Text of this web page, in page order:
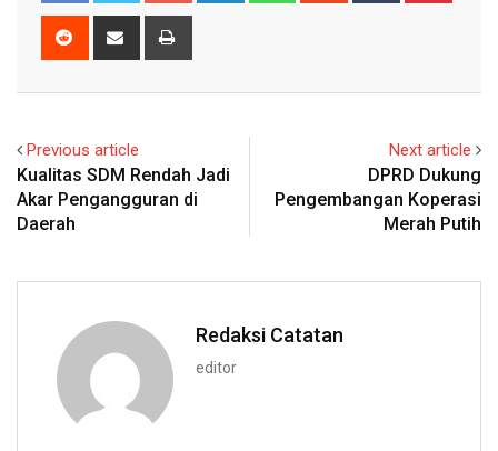
Reddit
Share
Previous article
Kualitas SDM Rendah Jadi
Akar Pengangguran di
Daerah
Next article
DPRD Dukung
Pengembangan Koperasi
Merah Putih
Redaksi Catatan
editor